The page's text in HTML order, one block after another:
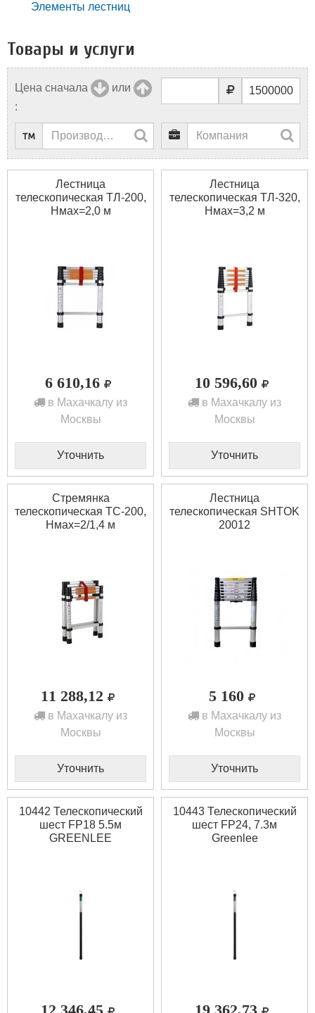
Элементы лестниц
Товары и услуги
Цена сначала
или
:
Лестница
телескопическая ТЛ-200,
Нмах=2,0 м
6 610,16
в Махачкалу из
Москвы
Уточнить
Лестница
телескопическая ТЛ-320,
Нмах=3,2 м
10 596,60
в Махачкалу из
Москвы
Уточнить
Стремянка
телескопическая ТС-200,
Нмах=2/1,4 м
11 288,12
в Махачкалу из
Москвы
Уточнить
Лестница
телескопическая SHTOK
20012
5 160
в Махачкалу из
Москвы
Уточнить
10442 Телескопический
шест FP18 5.5м
GREENLEE
10443 Телескопический
шест FP24, 7.3м
Greenlee